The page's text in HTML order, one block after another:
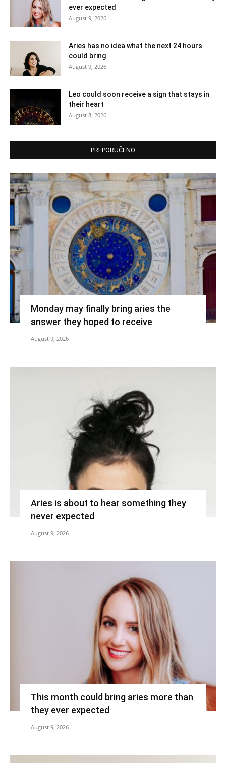
ever expected
August 9, 2026
Aries has no idea what the next 24 hours
could bring
August 9, 2026
Leo could soon receive a sign that stays in
their heart
August 8, 2026
PREPORUČENO
Monday may finally bring aries the
answer they hoped to receive
August 9, 2026
Aries is about to hear something they
never expected
August 9, 2026
This month could bring aries more than
they ever expected
August 9, 2026